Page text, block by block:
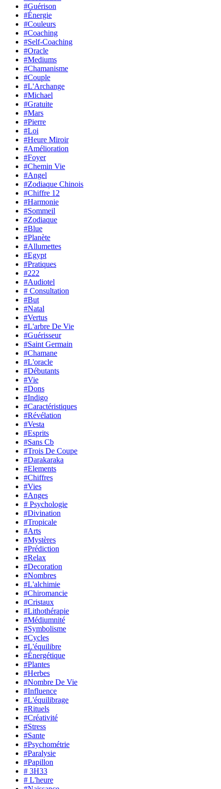
#Guérison
#Énergie
#Couleurs
#Coaching
#Self-Coaching
#Oracle
#Mediums
#Chamanisme
#Couple
#L'Archange
#Michael
#Gratuite
#Mars
#Pierre
#Loi
#Heure Miroir
#Amélioration
#Foyer
#Chemin Vie
#Angel
#Zodiaque Chinois
#Chiffre 12
#Harmonie
#Sommeil
#Zodiaque
#Blue
#Planète
#Allumettes
#Egypt
#Pratiques
#222
#Audiotel
# Consultation
#But
#Natal
#Vertus
#L'arbre De Vie
#Guérisseur
#Saint Germain
#Chamane
#L'oracle
#Débutants
#Vie
#Dons
#Indigo
#Caractéristiques
#Révélation
#Vesta
#Esprits
#Sans Cb
#Trois De Coupe
#Darakaraka
#Elements
#Chiffres
#Vies
#Anges
# Psychologie
#Divination
#Tropicale
#Arts
#Mystères
#Prédiction
#Relax
#Decoration
#Nombres
#L'alchimie
#Chiromancie
#Cristaux
#Lithothérapie
#Médiumnité
#Symbolisme
#Cycles
#L'équilibre
#Énergétique
#Plantes
#Herbes
#Nombre De Vie
#Influence
#L'équilibrage
#Rituels
#Créativité
#Stress
#Sante
#Psychométrie
#Paralysie
#Papillon
# 3H33
# L'heure